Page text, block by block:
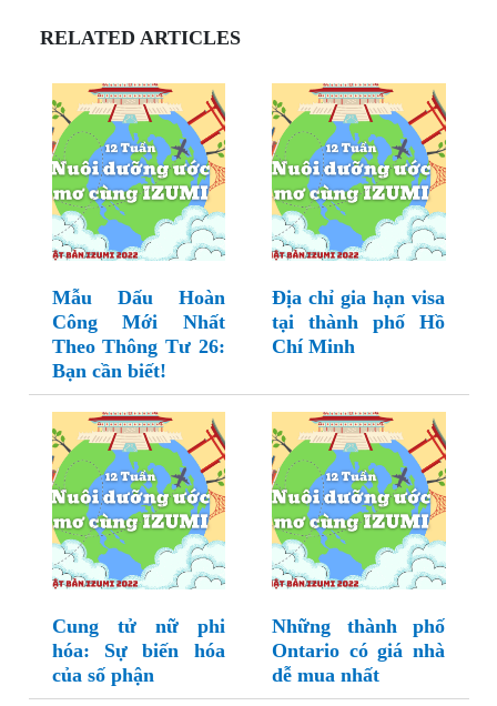
RELATED ARTICLES
Mẫu Dấu Hoàn
Công Mới Nhất
Theo Thông Tư 26:
Bạn cần biết!
Địa chỉ gia hạn visa
tại thành phố Hồ
Chí Minh
Cung tử nữ phi
hóa: Sự biến hóa
của số phận
Những thành phố
Ontario có giá nhà
dễ mua nhất